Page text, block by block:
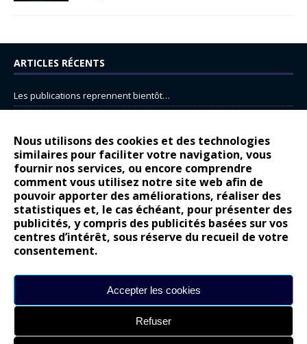
Nous utilisons des cookies et des technologies
similaires pour faciliter votre navigation, vous
fournir nos services, ou encore comprendre
comment vous utilisez notre site web afin de
pouvoir apporter des améliorations, réaliser des
statistiques et, le cas échéant, pour présenter des
publicités, y compris des publicités basées sur vos
centres d’intérêt, sous réserve du recueil de votre
consentement.
Accepter les cookies
Refuser
ARTICLES RÉCENTS
Les publications reprennent bientôt…
14 juillet : nouveau film de marque pour Citroën
Renault Espace : voyage, voyage…
Peugeot E-208 GTi : naissance d’une légende
COMMENTAIRES RÉCENTS
Bernard DardartdansDacia Sandero : pour les gens vrais
Alpine A290 : L’irrésistible attraction de la légèreté
leroydansLancia Ypsilon : naturellement envoûtante ?
Nouvelle Opel Corsa : Yes of Corsa !